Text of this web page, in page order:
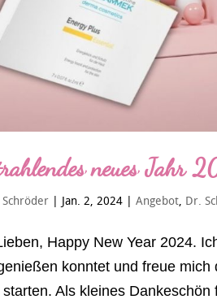
neues Jahr
Schröder | Jan. 2, 2024 |Angebot Dr.
Happy New Year 2024.
konntet und freue
Als kleines